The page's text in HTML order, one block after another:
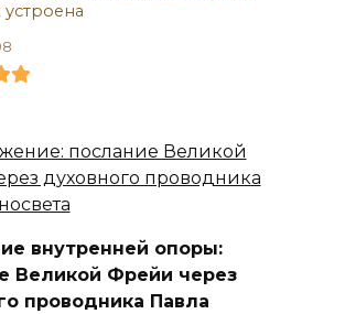
внутренней опоры:
Великой Фрейи через
проводника Павла